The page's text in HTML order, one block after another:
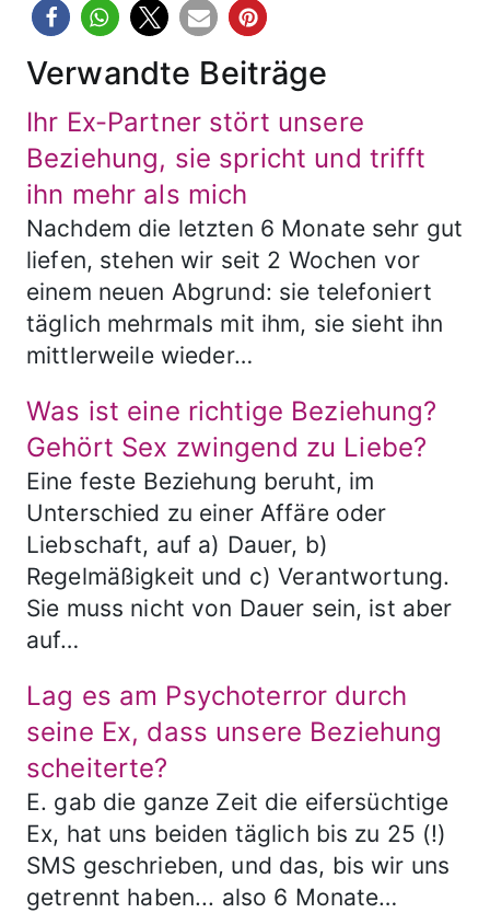
Verwandte Beiträge
Ihr Ex-Partner stört unsere
Beziehung, sie spricht und trifft
ihn mehr als mich
Nachdem die letzten 6 Monate sehr gut
liefen, stehen wir seit 2 Wochen vor
einem neuen Abgrund: sie telefoniert
täglich mehrmals mit ihm, sie sieht ihn
mittlerweile wieder…
Was ist eine richtige Beziehung?
Gehört Sex zwingend zu Liebe?
Eine feste Beziehung beruht, im
Unterschied zu einer Affäre oder
Liebschaft, auf a) Dauer, b)
Regelmäßigkeit und c) Verantwortung.
Sie muss nicht von Dauer sein, ist aber
auf…
Lag es am Psychoterror durch
seine Ex, dass unsere Beziehung
scheiterte?
E. gab die ganze Zeit die eifersüchtige
Ex, hat uns beiden täglich bis zu 25 (!)
SMS geschrieben, und das, bis wir uns
getrennt haben... also 6 Monate…